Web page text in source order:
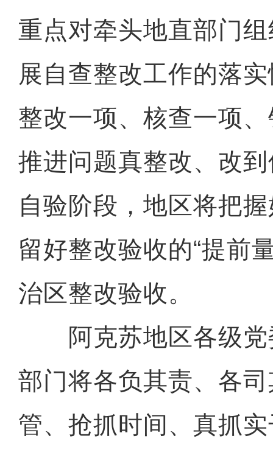
重点对牵头地直部门
展自查整改工作的落
整改一项、核查一项
推进问题真整改、改
自验阶段，地区将把
留好整改验收的“提前
治区整改验收。
阿克苏地区各级党
部门将各负其责、各
管、抢抓时间、真抓